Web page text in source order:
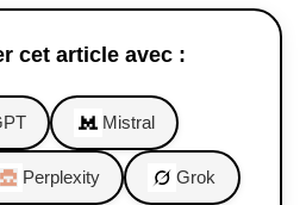
cet article avec :
Mistral
Perplexity Grok